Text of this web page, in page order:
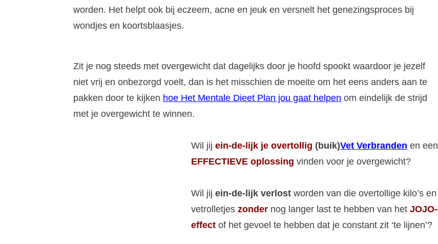
worden. Het helpt ook bij eczeem, acne en jeuk en versnelt het genezingsproces bij
wondjes en koortsblaasjes.
Zit je nog steeds met overgewicht dat dagelijks door je hoofd spookt waardoor je jezelf
niet vrij en onbezorgd voelt, dan is het misschien de moeite om het eens anders aan te
pakken door te kijken hoe Het Mentale Dieet Plan jou gaat helpen om eindelijk de strijd
met je overgewicht te winnen.
Wil jij ein-de-lijk je overtollig (buik)Vet Verbranden en een
EFFECTIEVE oplossing vinden voor je overgewicht?
Wil jij ein-de-lijk verlost worden van die overtollige kilo’s en
vetrolletjes zonder nog langer last te hebben van het JOJO-
effect of het gevoel te hebben dat je constant zit ‘te lijnen’?